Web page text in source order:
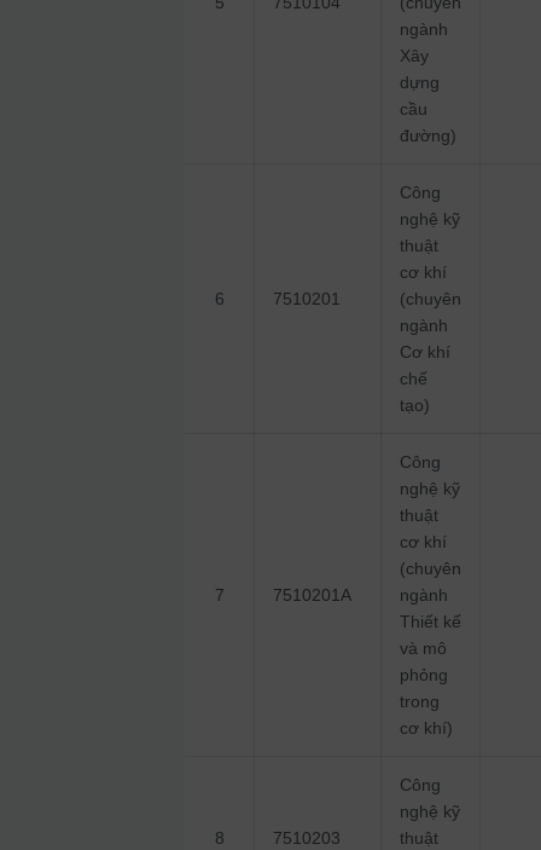
ngành
Xây
dựng
cầu
đường)
6 7510201
Công
nghệ kỹ
thuật
cơ khí
(chuyên
ngành
Cơ khí
chế
tạo)
7 7510201A
Công
nghệ kỹ
thuật
cơ khí
(chuyên
ngành
Thiết kế
và mô
phỏng
trong
cơ khí)
8 7510203
Công
nghệ kỹ
thuật